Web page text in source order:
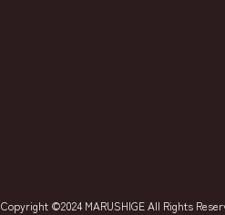
Copyright ©2024 MARUSHIGE All Rights